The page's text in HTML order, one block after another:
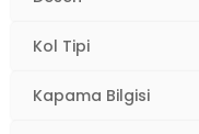
Kol Tipi
Kapama Bilgisi